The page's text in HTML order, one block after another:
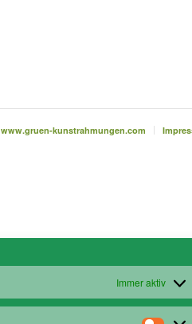
Immer aktiv
www.gruen-kunstrahmungen.com